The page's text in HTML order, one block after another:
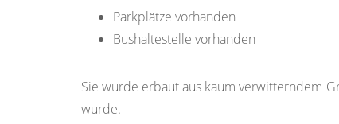
Parkplätze vorhanden
Bushaltestelle vorhanden
Sie wurde erbaut aus kaum verwitterndem
wurde.